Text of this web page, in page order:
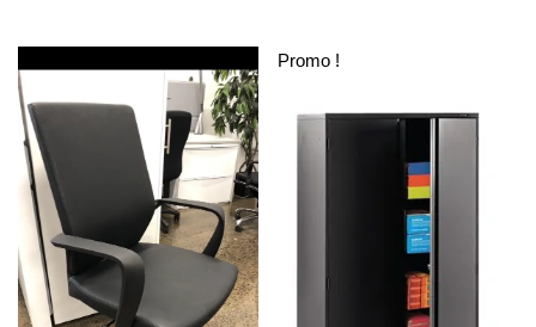
Promo !